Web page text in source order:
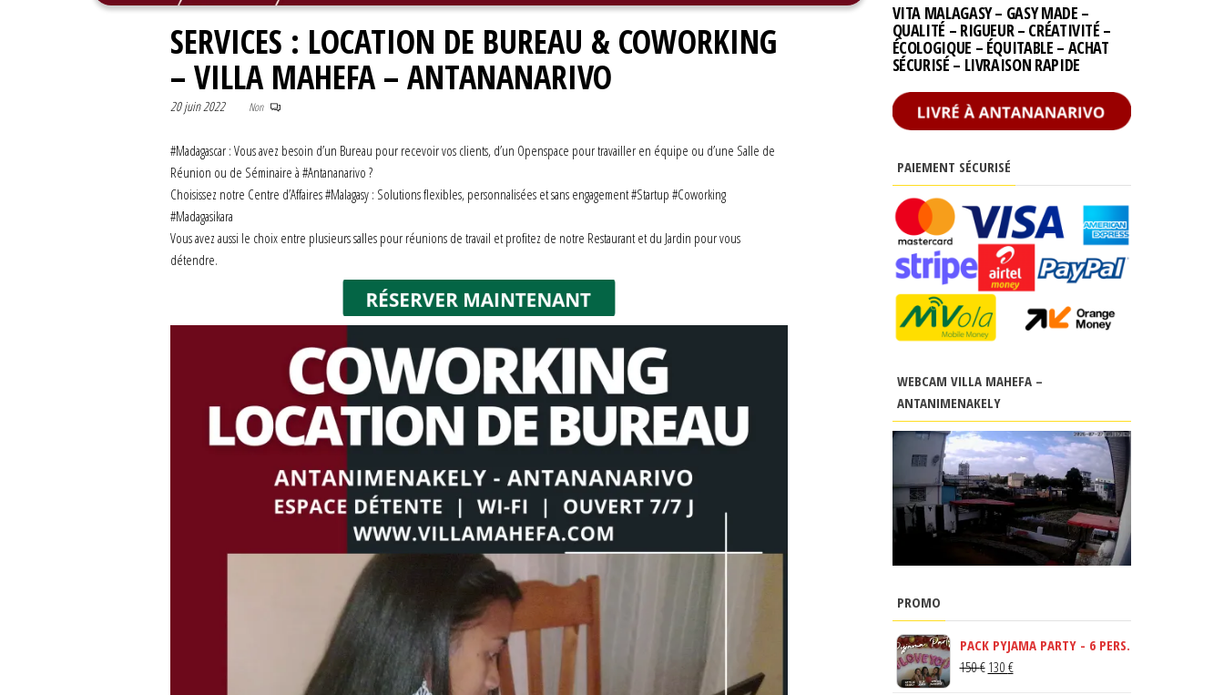
SERVICES : LOCATION DE BUREAU & COWORKING
– VILLA MAHEFA – ANTANANARIVO
20 juin 2022 Non
#Madagascar : Vous avez besoin d’un Bureau pour recevoir vos clients, d’un Openspace pour travailler en équipe ou d’une Salle de
Réunion ou de Séminaire à #Antananarivo ?
Choisissez notre Centre d’Affaires #Malagasy : Solutions flexibles, personnalisées et sans engagement #Startup #Coworking
#Madagasikara
Vous avez aussi le choix entre plusieurs salles pour réunions de travail et profitez de notre Restaurant et du Jardin pour vous
détendre.
VITA MALAGASY – GASY MADE –
QUALITÉ – RIGUEUR – CRÉATIVITÉ –
ÉCOLOGIQUE – ÉQUITABLE – ACHAT
SÉCURISÉ – LIVRAISON RAPIDE
PAIEMENT SÉCURISÉ
WEBCAM VILLA MAHEFA –
ANTANIMENAKELY
PROMO
PACK PYJAMA PARTY - 6 PERS.
150€ LE
130 €LE